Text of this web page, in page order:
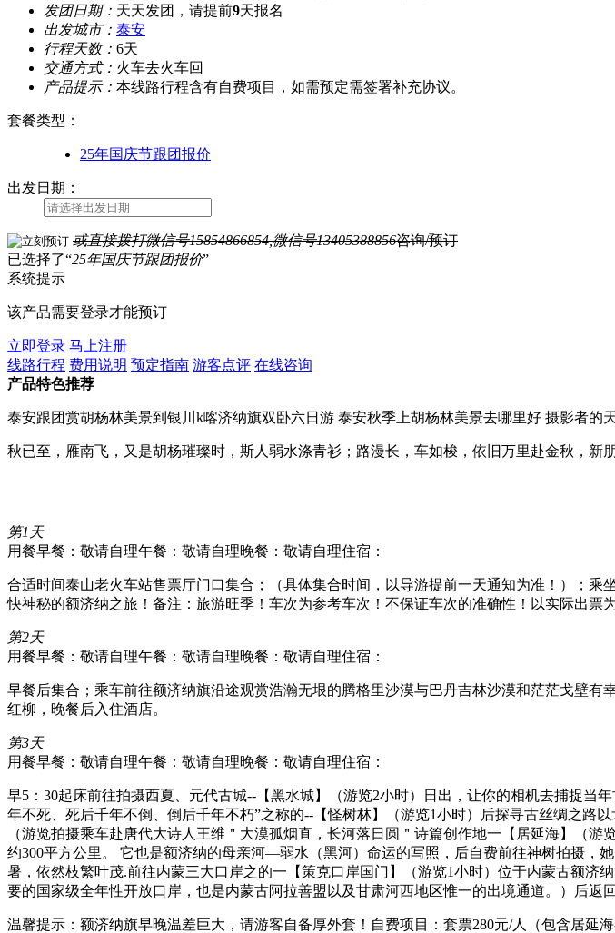
发团日期： 天天发团，请提前9天报名
出发城市： 泰安
行程天数： 6天
交通方式： 火车去火车回
产品提示： 本线路行程含有自费项目，如需预定需签署补充协议。
套餐类型 ：
25年国庆节跟团报价
出发日期：
或直接拨打微信号15854866854,微信号13405388856咨询/预订
已选择了“25年国庆节跟团报价”
系统提示
该产品需要登录才能预订
立即登录 马上注册
线路行程 费用说明 预定指南 游客点评 在线咨询
产品特色推荐
泰安跟团赏胡杨林美景到银川k喀济纳旗双卧六日游 泰安秋季上胡杨林美景去哪里好 摄影者的
秋已至，雁南飞，又是胡杨璀璨时，斯人弱水涤青衫；路漫长，车如梭，依旧万里赴金秋，新
第1天
用餐早餐：敬请自理午餐：敬请自理晚餐：敬请自理住宿：
合适时间泰山老火车站售票厅门口集合；（具体集合时间，以导游提前一天通知为准！）；乘
快神秘的额济纳之旅！备注：旅游旺季！车次为参考车次！不保证车次的准确性！以实际出票为
第2天
用餐早餐：敬请自理午餐：敬请自理晚餐：敬请自理住宿：
早餐后集合；乘车前往额济纳旗沿途观赏浩瀚无垠的腾格里沙漠与巴丹吉林沙漠和茫茫戈壁
红柳，晚餐后入住酒店。
第3天
用餐早餐：敬请自理午餐：敬请自理晚餐：敬请自理住宿：
早5：30起床前往拍摄西夏、元代古城--【黑水城】（游览2小时）日出，让你的相机去捕捉
年不死、死后千年不倒、倒后千年不朽”之称的--【怪树林】（游览1小时）后探寻古丝绸之路
（游览拍摄乘车赴唐代大诗人王维＂大漠孤烟直，长河落日圆＂诗篇创作地一【居延海】（
约300平方公里。 它也是额济纳的母亲河—弱水（黑河）命运的写照，后自费前往神树拍摄，
暑，依然枝繁叶茂.前往内蒙三大口岸之的一【策克口岸国门】（游览1小时）位于内蒙古额
要的国家级全年性开放口岸，也是内蒙古阿拉善盟以及甘肃河西地区惟一的出境通道。）后返
温馨提示：额济纳旗早晚温差巨大，请游客自备厚外套！自费项目：套票280元/人（包含居